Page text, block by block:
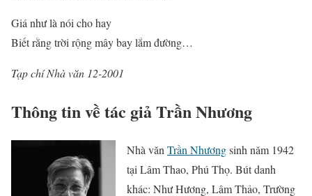
Giá như là nói cho hay
Biết rằng trời rộng mây bay lắm đường…
Tạp chí Nhà văn 12-2001
Thông tin về tác giả Trần Nhương
Nhà văn Trần Nhươngsinh năm 1942
tại Lâm Thao, Phú Thọ. Bút danh
khác: Như Hương, Lâm Thảo, Trường